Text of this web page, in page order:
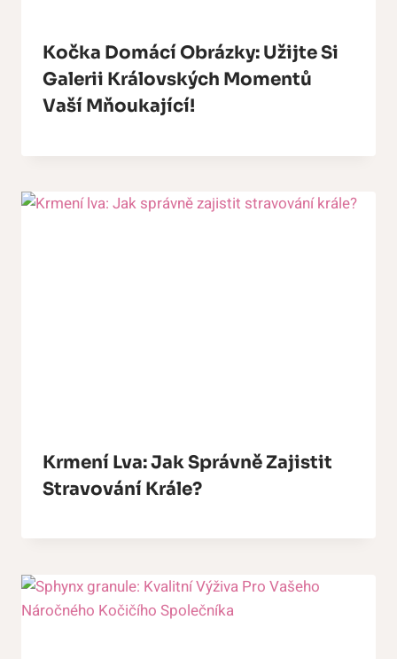
Kočka Domácí Obrázky: Užijte Si
Galerii Královských Momentů
Vaší Mňoukající!
Krmení Lva: Jak Správně Zajistit
Stravování Krále?